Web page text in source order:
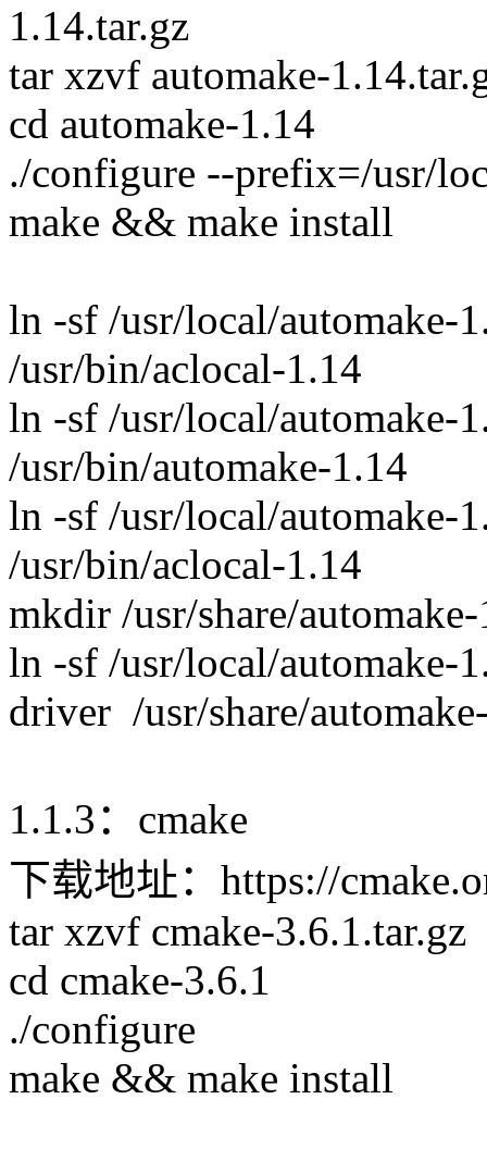
1.14.tar.gz
tar xzvf automake-
cd automake-1.14
./configure --prefix=/usr/
make && make install
ln -sf /usr/local/automake-
/usr/bin/aclocal-1.14
ln -sf /usr/local/automake-
/usr/bin/automake-1.14
ln -sf /usr/local/automake-
/usr/bin/aclocal-1.14
mkdir /usr/share/
ln -sf /usr/local/automake-
driver /usr/share/
1.1.3：cmake
下载地址：https://
tar xzvf cmake-3.6.1.tar.gz
cd cmake-3.6.1
./configure
make && make install